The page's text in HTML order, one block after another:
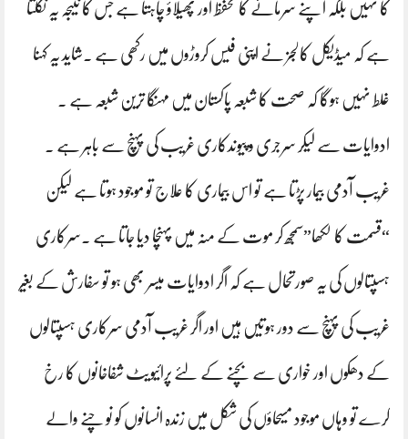
کا نہیں بلکہ اپنے سرمائے کا تحفظ اور پھیلاؤ چاہتا ہے جس کا نتیجہ یہ نکلتا
ہے کہ میڈیکل کالجز نے اپنی فیس کروڑوں میں رکھی ہے ۔شاید یہ کہنا
غلط نہیں ہوگا کہ صحت کا شبعہ پاکستان میں مہنگا ترین شبعہ ہے ۔
ادوایات سے لیکر سرجری و پیوندکاری غریب کی پہنچ سے باہر ہے ۔
غریب آدمی بیمار پڑتا ہے تو اس بیماری کا علاج تو موجود ہوتا ہے لیکن
“قسمت کا لکھا”سمجھ کر موت کے منہ میں پہنچا دیا جاتا ہے ۔سرکاری
ہسپتالوں کی یہ صورتحال ہے کہ اگر ادوایات میسر بھی ہو تو سفارش کے بغیر
غریب کی پہنچ سے دور ہوتیں ہیں اور اگر غریب آدمی سرکاری ہسپتالوں
کے دھکوں اور خواری سے بچنے کے لئے پرائیویٹ شفاخانوں کا رخ
کرے تو وہاں موجود مسیحاؤں کی شکل میں زندہ انسانوں کو نوچنے والے